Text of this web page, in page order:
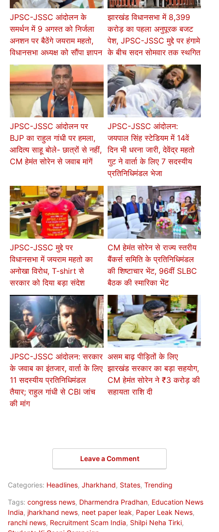
JPSC-JSSC आंदोलन के
समर्थन में 9 अगस्त को निर्जला
अनशन पर बैठेंगे जयराम महतो,
विधानसभा अध्यक्ष को सौंपा ज्ञापन
झारखंड विधानसभा में 8,399
करोड़ का पहला अनुपूरक बजट
पेश, JPSC-JSSC मुद्दे पर हंगामे
के बीच सदन सोमवार तक स्थगित
JPSC-JSSC आंदोलन पर
BJP का राहुल गांधी पर हमला,
आदित्य साहू बोले- छात्रों से नहीं,
CM हेमंत सोरेन से जवाब मांगें
JPSC-JSSC आंदोलन:
जयपाल सिंह स्टेडियम में 14वें
दिन भी धरना जारी, देवेंद्र महतो
गुट ने वार्ता के लिए 7 सदस्यीय
प्रतिनिधिमंडल भेजा
JPSC-JSSC मुद्दे पर
विधानसभा में जयराम महतो का
अनोखा विरोध, T-shirt से
सरकार को दिया बड़ा संदेश
CM हेमंत सोरेन से राज्य स्तरीय
बैंकर्स समिति के प्रतिनिधिमंडल
की शिष्टाचार भेंट, 96वीं SLBC
बैठक की स्मारिका भेंट
JPSC-JSSC आंदोलन: सरकार
के जवाब का इंतजार, वार्ता के लिए
11 सदस्यीय प्रतिनिधिमंडल
तैयार; राहुल गांधी से CBI जांच
की मांग
असम बाढ़ पीड़ितों के लिए
झारखंड सरकार का बड़ा सहयोग,
CM हेमंत सोरेन ने ₹3 करोड़ की
सहायता राशि दी
Leave a Comment
Categories: Headlines, Jharkhand, States, Trending
Tags: congress news, Dharmendra Pradhan, Education News
India, jharkhand news, neet paper leak, Paper Leak News,
ranchi news, Recruitment Scam India, Shilpi Neha Tirki,